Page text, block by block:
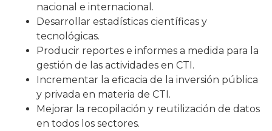
nacional e internacional.
Desarrollar estadísticas científicas y
tecnológicas.
Producir reportes e informes a medida para la
gestión de las actividades en CTI.
Incrementar la eficacia de la inversión pública
y privada en materia de CTI.
Mejorar la recopilación y reutilización de datos
en todos los sectores.